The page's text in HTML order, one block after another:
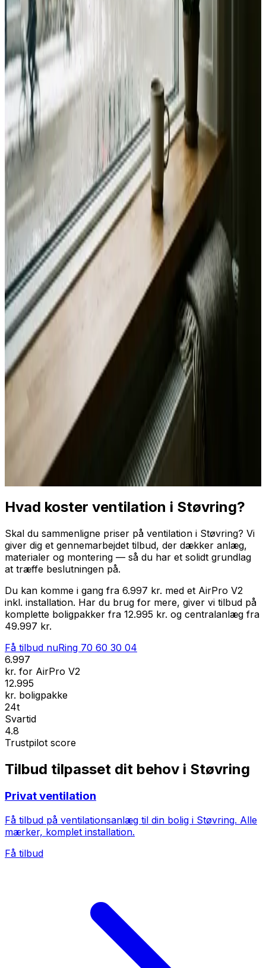
Svar inden 24 timer
Professionel installation
Få tilbud nu
70 60 30 04
Hvad koster ventilation i Støvring?
Skal du sammenligne priser på ventilation i Støvring? Vi
giver dig et gennemarbejdet tilbud, der dækker anlæg,
materialer og montering — så du har et solidt grundlag
at træffe beslutningen på.
Du kan komme i gang fra 6.997 kr. med et AirPro V2
inkl. installation. Har du brug for mere, giver vi tilbud på
komplette boligpakker fra 12.995 kr. og centralanlæg fra
49.997 kr.
Få tilbud nuRing 70 60 30 04
6.997
kr. for AirPro V2
12.995
kr. boligpakke
24t
Svartid
4.8
Trustpilot score
Tilbud tilpasset dit behov i Støvring
Privat ventilation
Få tilbud på ventilationsanlæg til din bolig i Støvring. Alle
mærker, komplet installation.
Få tilbud